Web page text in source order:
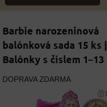
Barbie narozeninová
balónková sada 15 ks |
Balónky s číslem 1–13
DOPRAVA ZDARMA